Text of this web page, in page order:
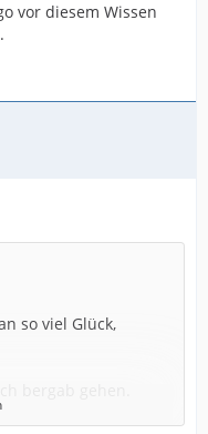
vor diesem Wissen
so viel Glück,